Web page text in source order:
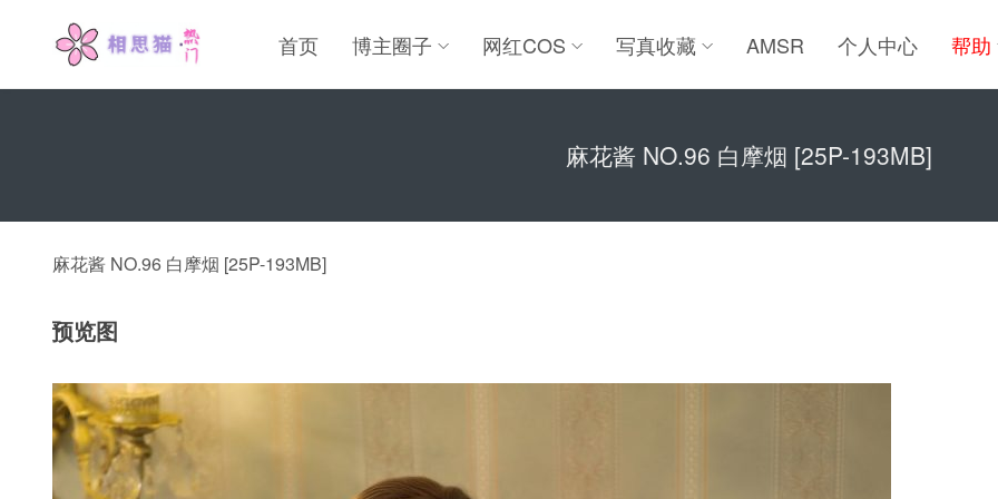
首页 博主圈子 网红COS 写真收藏 AMSR 个人中心 帮助
麻花酱 NO.96 白摩烟 [25P-193MB]
麻花酱 NO.96 白摩烟 [25P-193MB]
预览图